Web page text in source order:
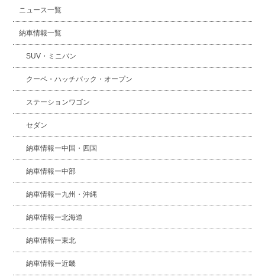
ニュース一覧
納車情報一覧
SUV・ミニバン
クーペ・ハッチバック・オープン
ステーションワゴン
セダン
納車情報ー中国・四国
納車情報ー中部
納車情報ー九州・沖縄
納車情報ー北海道
納車情報ー東北
納車情報ー近畿